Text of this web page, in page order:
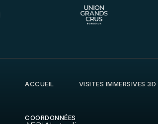
ACCUEIL VISITES IMMERSIVES 3D
COORDONNÉES